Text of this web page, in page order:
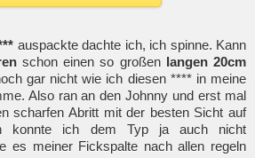
auspackte dachte ich, ich spinne. Kann
schon einen so großenlangen 20cm
gar nicht wie ich diesen **** in meine
Also ran an den Johnny und erst mal
scharfen Abritt mit der besten Sicht auf
konnte ich dem Typ ja auch nicht
es meiner Fickspalte nach allen regeln